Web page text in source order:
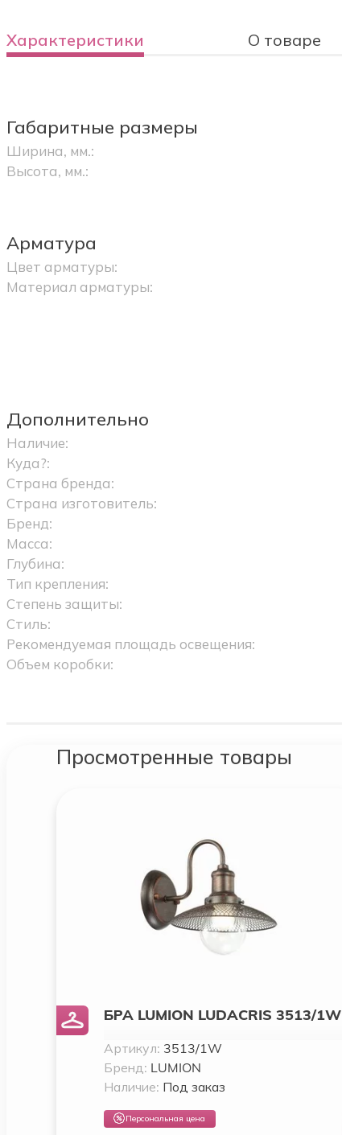
Характеристики О товаре
Габаритные размеры
Ширина, мм.:
Высота, мм.:
Арматура
Цвет арматуры:
Материал арматуры:
Дополнительно
Наличие:
Куда?:
Страна бренда:
Страна изготовитель:
Бренд:
Масса:
Глубина:
Тип крепления:
Степень защиты:
Стиль:
Рекомендуемая площадь освещения:
Объем коробки:
Просмотренные товары
БРА LUMION LUDACRIS 3513/1W
Артикул: 3513/1W
Бренд: LUMION
Наличие: Под заказ
Персональная цена